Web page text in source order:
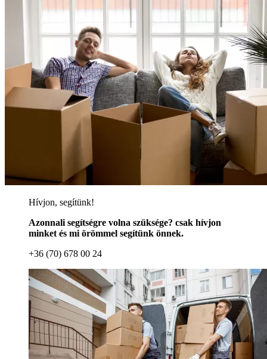
Hívjon, segítünk!
Azonnali segítségre volna szüksége? csak hívjon
minket és mi örömmel segítünk önnek.
+36 (70) 678 00 24